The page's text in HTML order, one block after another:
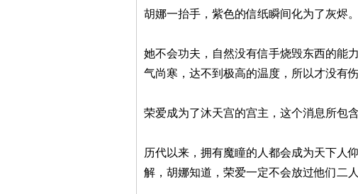
胡娜一抬手，紫色的信纸瞬间化为了灰烬。
她不会功夫，自然没有信手烧毁东西的能
气尚寒，达不到极高的温度，所以才没有伤
荣爱成为了沐天宫的宫主，这个消息所包
历代以来，拥有魔瞳的人都会成为天下人
解，胡娜知道，荣爱一定不会放过他们二人